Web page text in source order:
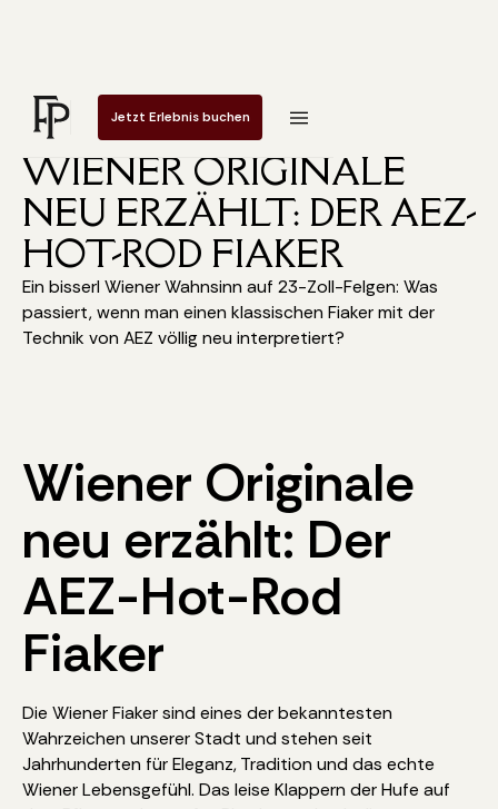
Jetzt Erlebnis buchen
FIAKER JOURNAL
WIENER ORIGINALE
NEU ERZÄHLT: DER AEZ-
HOT-ROD FIAKER
Ein bisserl Wiener Wahnsinn auf 23-Zoll-Felgen: Was
passiert, wenn man einen klassischen Fiaker mit der
Technik von AEZ völlig neu interpretiert?
Wiener Originale
neu erzählt: Der
AEZ-Hot-Rod
Fiaker
Die Wiener Fiaker sind eines der bekanntesten
Wahrzeichen unserer Stadt und stehen seit
Jahrhunderten für Eleganz, Tradition und das echte
Wiener Lebensgefühl. Das leise Klappern der Hufe auf